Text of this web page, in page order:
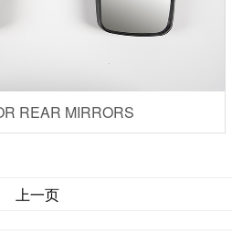
REAR MIRRORS
上一页